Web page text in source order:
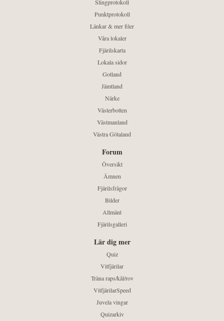
Slingprotokoll
Punktprotokoll
Länkar & mer filer
Våra lokaler
Fjärilskarta
Lokala sidor
Gotland
Jämtland
Närke
Västerbotten
Västmanland
Västra Götaland
Forum
Översikt
Ämnen
Fjärilsfrågor
Bilder
Allmänt
Fjärilsgalleri
Lär dig mer
Quiz
Vitfjärilar
Träna raps/kål/rov
VitfjärilarSpeed
Juvela vingar
Quizarkiv